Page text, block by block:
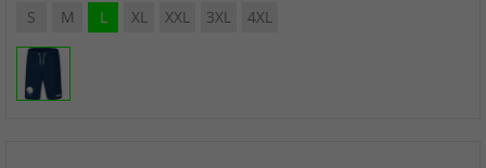
S M L XL XXL 3XL 4XL